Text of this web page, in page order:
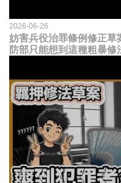
2026-06-26
妨害兵役治罪條例修正草
防部只能想到這種粗暴修